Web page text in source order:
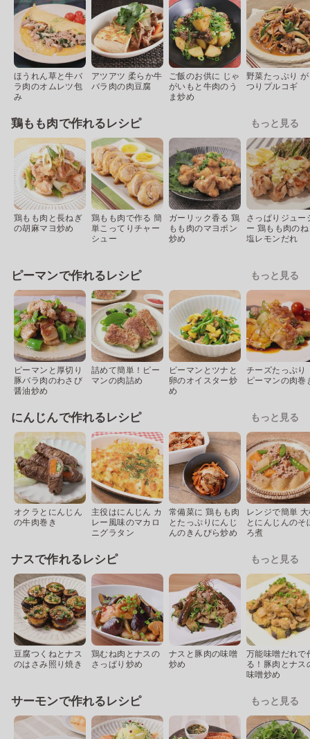
ほうれん草と牛バ
ラ肉のオムレツ包
み
アツアツ 柔らか牛
バラ肉の肉豆腐
ご飯のお供に じゃ
がいもと牛肉のう
ま炒め
野菜たっぷり
つりプルコギ
鶏もも肉で作れるレシピ もっと見る
鶏もも肉と長ねぎ
の胡麻マヨ炒め
鶏もも肉で作る 簡
単こってりチャー
シュー
ガーリック香る 鶏
もも肉のマヨポン
炒め
さっぱりジュー
ー 鶏もも肉の
塩レモンだれ
ピーマンで作れるレシピ もっと見る
ピーマンと厚切り
豚バラ肉のわさび
醤油炒め
詰めて簡単！ピー
マンの肉詰め
ピーマンとツナと
卵のオイスター炒
め
チーズたっぷり
ピーマンの肉巻
にんじんで作れるレシピ もっと見る
オクラとにんじん
の牛肉巻き
主役はにんじん カ
レー風味のマカロ
ニグラタン
常備菜に 鶏もも肉
とたっぷりにんじ
んのきんぴら炒め
レンジで簡単
とにんじんのそ
ろ煮
ナスで作れるレシピ もっと見る
豆腐つくねとナス
のはさみ照り焼き
鶏むね肉とナスの
さっぱり炒め
ナスと豚肉の味噌
炒め
万能味噌だれで
る！豚肉とナス
味噌炒め
サーモンで作れるレシピ もっと見る